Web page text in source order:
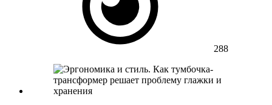
288